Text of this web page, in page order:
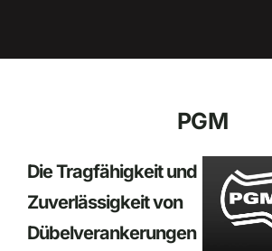
PGM
Die Tragfähigkeit und
Zuverlässigkeit von
Dübelverankerungen